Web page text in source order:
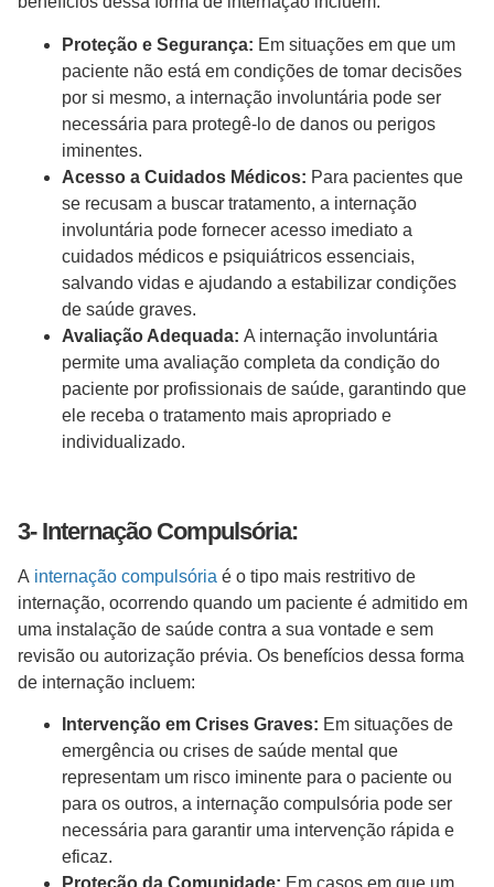
Proteção e Segurança: Em situações em que um
paciente não está em condições de tomar decisões
por si mesmo, a internação involuntária pode ser
necessária para protegê-lo de danos ou perigos
iminentes.
Acesso a Cuidados Médicos: Para pacientes que
se recusam a buscar tratamento, a internação
involuntária pode fornecer acesso imediato a
cuidados médicos e psiquiátricos essenciais,
salvando vidas e ajudando a estabilizar condições
de saúde graves.
Avaliação Adequada: A internação involuntária
permite uma avaliação completa da condição do
paciente por profissionais de saúde, garantindo que
ele receba o tratamento mais apropriado e
individualizado.
3- Internação Compulsória:
A internação compulsória é o tipo mais restritivo de
internação, ocorrendo quando um paciente é admitido em
uma instalação de saúde contra a sua vontade e sem
revisão ou autorização prévia. Os benefícios dessa forma
de internação incluem:
Intervenção em Crises Graves: Em situações de
emergência ou crises de saúde mental que
representam um risco iminente para o paciente ou
para os outros, a internação compulsória pode ser
necessária para garantir uma intervenção rápida e
eficaz.
Proteção da Comunidade: Em casos em que um